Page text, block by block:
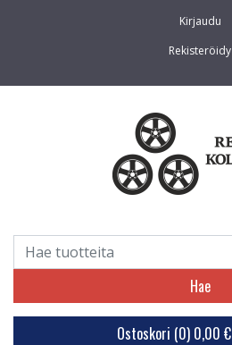
Kirjaudu
Rekisteröidy
Hae
Ostoskori (0) 0,00 €